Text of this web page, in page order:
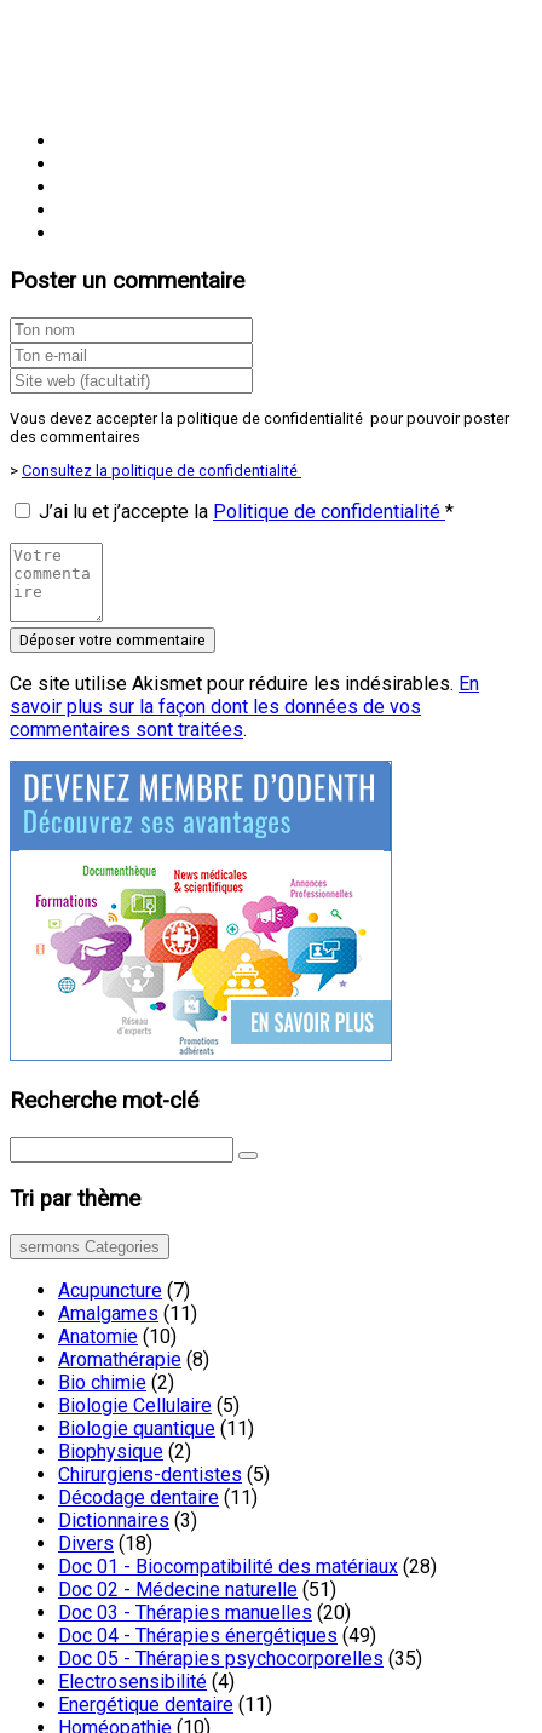
Poster un commentaire
Vous devez accepter la politique de confidentialité pour pouvoir poster
des commentaires
> Consultez la politique de confidentialité
J’ai lu et j’accepte la Politique de confidentialité *
Ce site utilise Akismet pour réduire les indésirables. En
savoir plus sur la façon dont les données de vos
commentaires sont traitées.
Recherche mot-clé
Tri par thème
sermons Categories
Acupuncture (7)
Amalgames (11)
Anatomie (10)
Aromathérapie (8)
Bio chimie (2)
Biologie Cellulaire (5)
Biologie quantique (11)
Biophysique (2)
Chirurgiens-dentistes (5)
Décodage dentaire (11)
Dictionnaires (3)
Divers (18)
Doc 01 - Biocompatibilité des matériaux (28)
Doc 02 - Médecine naturelle (51)
Doc 03 - Thérapies manuelles (20)
Doc 04 - Thérapies énergétiques (49)
Doc 05 - Thérapies psychocorporelles (35)
Electrosensibilité (4)
Energétique dentaire (11)
Homéopathie (10)